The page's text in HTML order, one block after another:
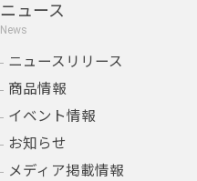
ニュース
News
ニュースリリース
商品情報
イベント情報
お知らせ
メディア掲載情報